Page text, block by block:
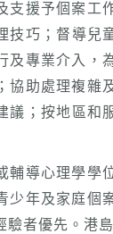
支援予個案工
技巧；督導兒
及專業介入，
協助處理複雜
議；按地區和
輔導心理學學
少年及家庭個
驗者優先。港